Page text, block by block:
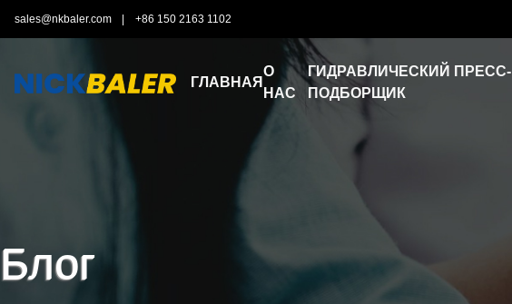
sales@nkbaler.com +86 150 2163 1102
ГЛАВНАЯ
О
НАС
ГИДРАВЛИЧЕСКИЙ ПРЕСС-
ПОДБОРЩИК
Блог